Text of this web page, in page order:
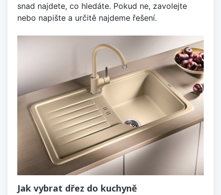
snad najdete, co hledáte. Pokud ne, zavolejte
nebo napište a určitě najdeme řešení.
Jak vybrat dřez do kuchyně